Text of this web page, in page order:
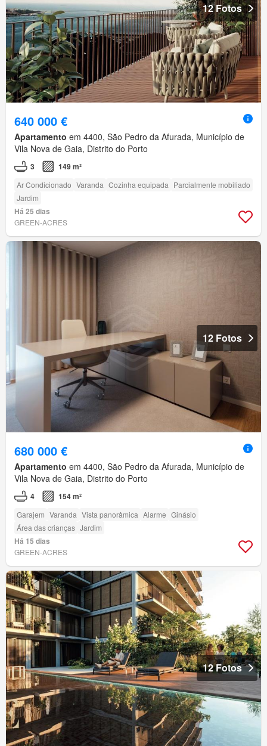
12 Fotos
640 000 €
Apartamento em 4400, São Pedro da Afurada, Município de
Vila Nova de Gaia, Distrito do Porto
3 149 m²
Ar Condicionado Varanda Cozinha equipada Parcialmente mobiliado
Jardim
Há 25 dias
GREEN-ACRES
12 Fotos
680 000 €
Apartamento em 4400, São Pedro da Afurada, Município de
Vila Nova de Gaia, Distrito do Porto
4 154 m²
Garajem Varanda Vista panorâmica Alarme Ginásio
Área das crianças Jardim
Há 15 dias
GREEN-ACRES
12 Fotos